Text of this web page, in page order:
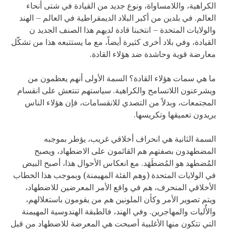
الكراهية، واللامساواة، ونوع جديد من القيادة في شتى أنحاء
العالم. في بلدين من أكبر البلاد الديمقراطية في العالم – الهند
والولايات المتحدة – انتخبنا قادة لديهم هذا الصنف الجديد ن
القيادة، وفي بلاد أخرى كثيرة أيضاً، مع ما يستتبعه هذا من تشكّل
معارضة قوية وحاشدة ضد هؤلاء القادة.
ما هي سمات هؤلاء القادة؟ السمة الأولى أنهم يعظمون من
ويشرعنون اللاتسامح والكراهية. سياستهم تنتعش على انقسام
المجتمعات، وبدلاً من التصدي للانقسامات، فإن هؤلاء الناس
يريدون تعميقها وتكريسها.
السمة الثانية هي انحراف أخلاقي غريب، يؤطر بموجبه
المضطهدون بصفتهم هم القائمون على الاضطهاد، ويصبح
المُضطهد هو المُضطَهَد. مع انعكاس الأحوال هذا، أصبح البيض
في الولايات المتحدة (وهم الفئة المهيمنة) وبموجب هذا الخطاب
الأخلاقي المنحرف، هم في واقع الأمر المعرضين للاضطهاد،
ويتم تصوير الأمر وكأن الملونين هم من يقومون باستغلالهم،
والأٌليات والمهاجرين. وفي الهند، فالطبقة الهندوسية المهيمنة
التي تتكون منها الأغلبية أصبحت هي المعرضة للاضطهاد من قبل